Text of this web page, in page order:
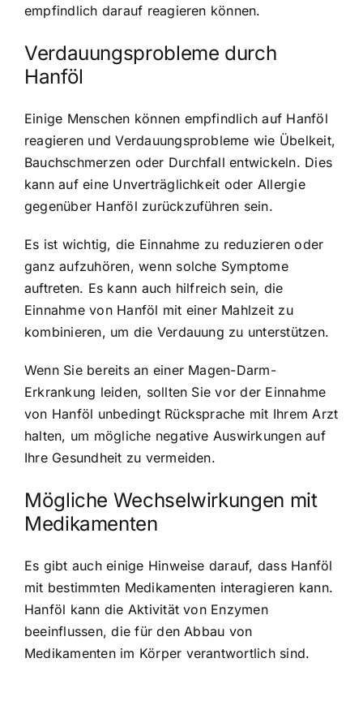
empfindlich darauf reagieren können.
Verdauungsprobleme durch
Hanföl
Einige Menschen können empfindlich auf Hanföl
reagieren und Verdauungsprobleme wie Übelkeit,
Bauchschmerzen oder Durchfall entwickeln. Dies
kann auf eine Unverträglichkeit oder Allergie
gegenüber Hanföl zurückzuführen sein.
Es ist wichtig, die Einnahme zu reduzieren oder
ganz aufzuhören, wenn solche Symptome
auftreten. Es kann auch hilfreich sein, die
Einnahme von Hanföl mit einer Mahlzeit zu
kombinieren, um die Verdauung zu unterstützen.
Wenn Sie bereits an einer Magen-Darm-
Erkrankung leiden, sollten Sie vor der Einnahme
von Hanföl unbedingt Rücksprache mit Ihrem Arzt
halten, um mögliche negative Auswirkungen auf
Ihre Gesundheit zu vermeiden.
Mögliche Wechselwirkungen mit
Medikamenten
Es gibt auch einige Hinweise darauf, dass Hanföl
mit bestimmten Medikamenten interagieren kann.
Hanföl kann die Aktivität von Enzymen
beeinflussen, die für den Abbau von
Medikamenten im Körper verantwortlich sind.